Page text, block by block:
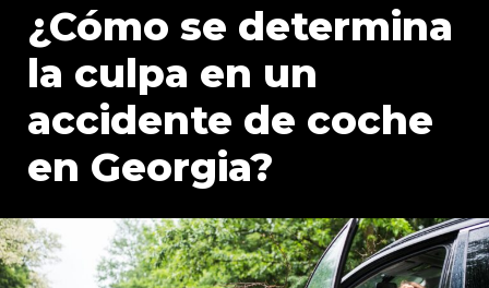
¿Cómo se determina
la culpa en un
accidente de coche
en Georgia?